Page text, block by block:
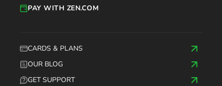
CARDS & PLANS
OUR BLOG
GET SUPPORT
PAY WITH ZEN.COM